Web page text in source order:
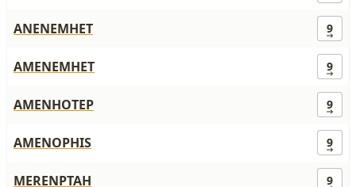
ANENEMHET 9
AMENEMHET 9
AMENHOTEP 9
AMENOPHIS 9
MERENPTAH 9